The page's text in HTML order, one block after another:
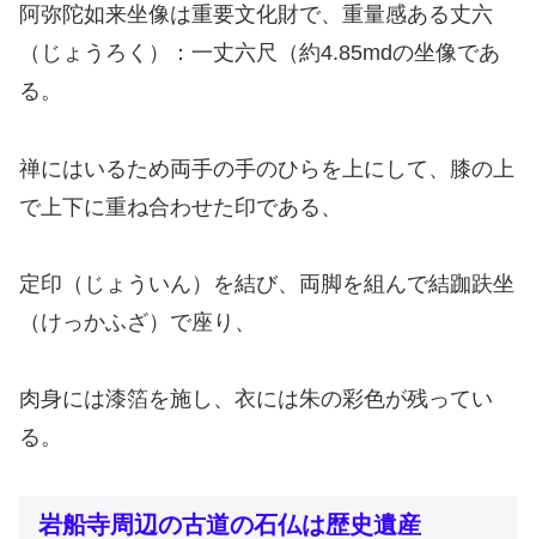
阿弥陀如来坐像は重要文化財で、重量感ある丈六
（じょうろく）：一丈六尺（約4.85mdの坐像であ
る。
禅にはいるため両手の手のひらを上にして、膝の上
で上下に重ね合わせた印である、
定印（じょういん）を結び、両脚を組んで結跏趺坐
（けっかふざ）で座り、
肉身には漆箔を施し、衣には朱の彩色が残ってい
る。
岩船寺周辺の古道の石仏は歴史遺産